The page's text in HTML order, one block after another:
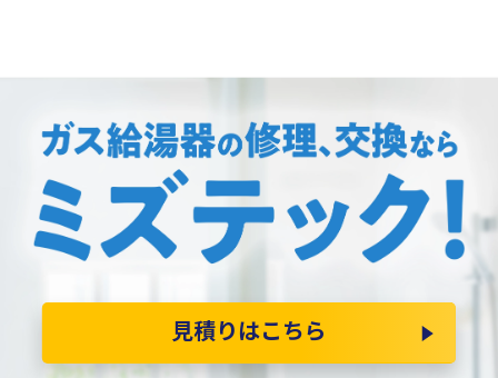
見積りはこちら